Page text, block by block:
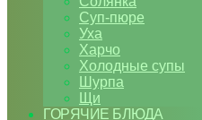
Суп-пюре
Уха
Харчо
Холодные супы
Шурпа
Щи
ГОРЯЧИЕ БЛЮДА